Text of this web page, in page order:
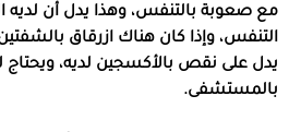
مع صعوبة بالتنفس، وهذا يدل أن لديه
التنفس، وإذا كان هناك ازرقاق
يدل على نقص بالأكسجين لديه، ويحتاج
بالمستشفى.